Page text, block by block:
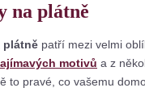
na plátně
plátně patří mezi velmi
motivů a z
to pravé, co vašemu